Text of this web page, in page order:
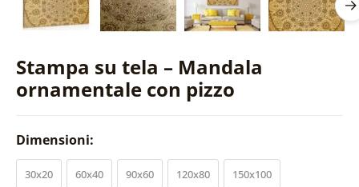
Stampa su tela – Mandala
ornamentale con pizzo
Dimensioni:
30x20 60x40 90x60 120x80 150x100